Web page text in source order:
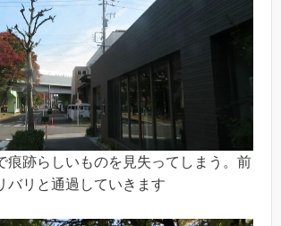
痕跡らしいものを見失ってしまう。前
バリと通過していきます